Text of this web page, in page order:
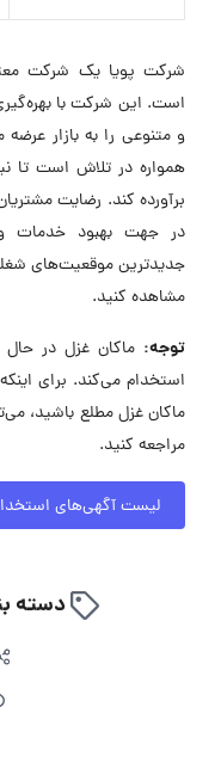
شرکت پویا یک شرکت
است. این شرکت با
و متنوعی را به بازار
همواره در تلاش است تا
برآورده کند. رضایت
در جهت بهبود خدمات
جدیدترین موقعیت‌های
مشاهده کنید.
توجه:
استخدام می‌کند. برای
ماکان غزل مطلع باشید،
مراجعه کنید.
لیست آگهی‌های
دسته